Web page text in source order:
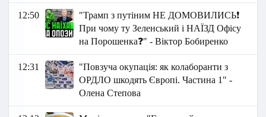
12:50
"Трамп з путіним НЕ ДОМОВИЛИСЬ❗
При чому ту Зеленський і НАЇЗД Офісу
на Порошенка❓" - Віктор Бобиренко
12:31
"Повзуча окупація: як колаборанти з
ОРДЛО шкодять Європі. Частина 1" -
Олена Степова